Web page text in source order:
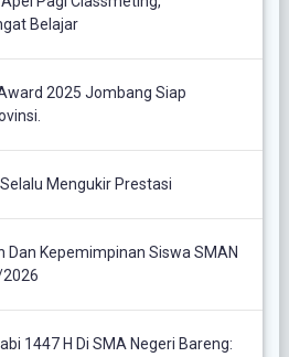
Belajar
2025 Jombang Siap
Mengukir Prestasi
Dan Kepemimpinan Siswa SMAN
1447 H Di SMA Negeri Bareng: